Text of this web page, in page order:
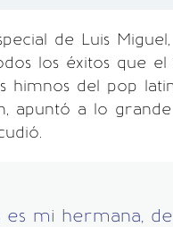
de Luis
los éxitos que
himnos del pop
apuntó a lo
mi hermana,